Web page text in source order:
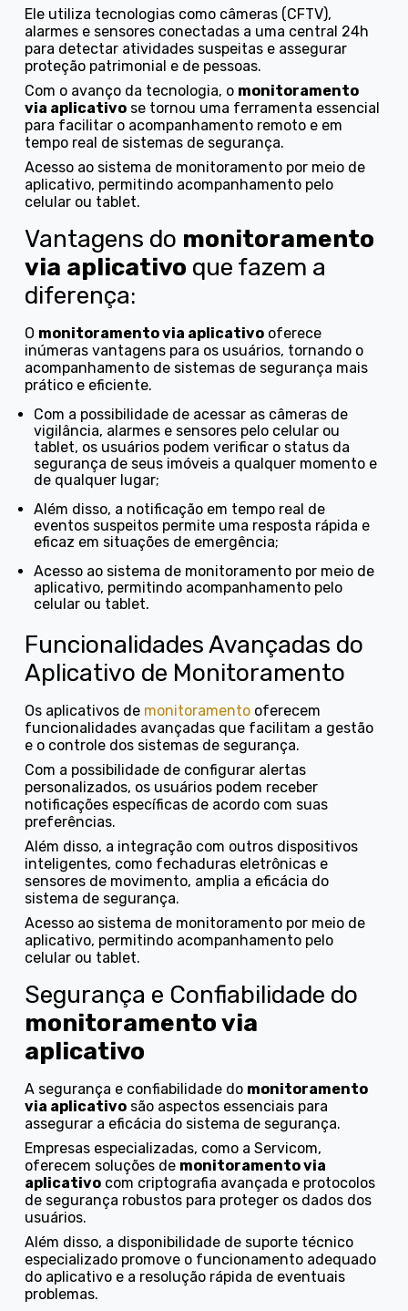
Ele utiliza tecnologias como câmeras (CFTV),
alarmes e sensores conectadas a uma central 24h
para detectar atividades suspeitas e assegurar
proteção patrimonial e de pessoas.
Com o avanço da tecnologia, o monitoramento
via aplicativo se tornou uma ferramenta essencial
para facilitar o acompanhamento remoto e em
tempo real de sistemas de segurança.
Acesso ao sistema de monitoramento por meio de
aplicativo, permitindo acompanhamento pelo
celular ou tablet.
Vantagens do monitoramento
via aplicativo que fazem a
diferença:
O monitoramento via aplicativo oferece
inúmeras vantagens para os usuários, tornando o
acompanhamento de sistemas de segurança mais
prático e eficiente.
Com a possibilidade de acessar as câmeras de
vigilância, alarmes e sensores pelo celular ou
tablet, os usuários podem verificar o status da
segurança de seus imóveis a qualquer momento e
de qualquer lugar;
Além disso, a notificação em tempo real de
eventos suspeitos permite uma resposta rápida e
eficaz em situações de emergência;
Acesso ao sistema de monitoramento por meio de
aplicativo, permitindo acompanhamento pelo
celular ou tablet.
Funcionalidades Avançadas do
Aplicativo de Monitoramento
Os aplicativos de monitoramento oferecem
funcionalidades avançadas que facilitam a gestão
e o controle dos sistemas de segurança.
Com a possibilidade de configurar alertas
personalizados, os usuários podem receber
notificações específicas de acordo com suas
preferências.
Além disso, a integração com outros dispositivos
inteligentes, como fechaduras eletrônicas e
sensores de movimento, amplia a eficácia do
sistema de segurança.
Acesso ao sistema de monitoramento por meio de
aplicativo, permitindo acompanhamento pelo
celular ou tablet.
Segurança e Confiabilidade do
monitoramento via
aplicativo
A segurança e confiabilidade do monitoramento
via aplicativo são aspectos essenciais para
assegurar a eficácia do sistema de segurança.
Empresas especializadas, como a Servicom,
oferecem soluções de monitoramento via
aplicativo com criptografia avançada e protocolos
de segurança robustos para proteger os dados dos
usuários.
Além disso, a disponibilidade de suporte técnico
especializado promove o funcionamento adequado
do aplicativo e a resolução rápida de eventuais
problemas.